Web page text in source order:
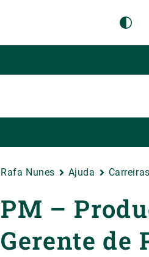
Rafa Nunes Ajuda Carreiras
PM –
Gerente de